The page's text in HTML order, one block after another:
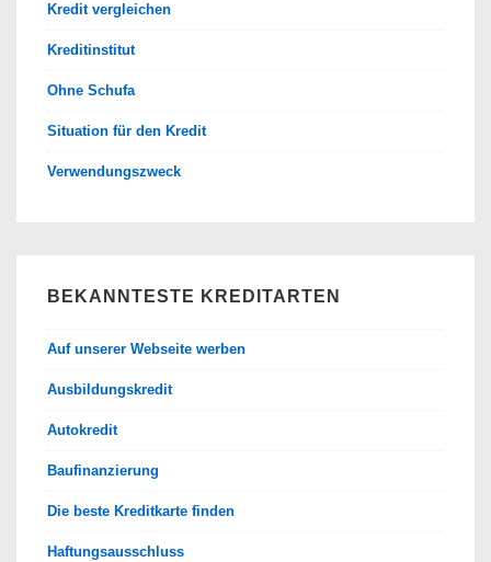
Kredit vergleichen
Kreditinstitut
Ohne Schufa
Situation für den Kredit
Verwendungszweck
BEKANNTESTE KREDITARTEN
Auf unserer Webseite werben
Ausbildungskredit
Autokredit
Baufinanzierung
Die beste Kreditkarte finden
Haftungsausschluss